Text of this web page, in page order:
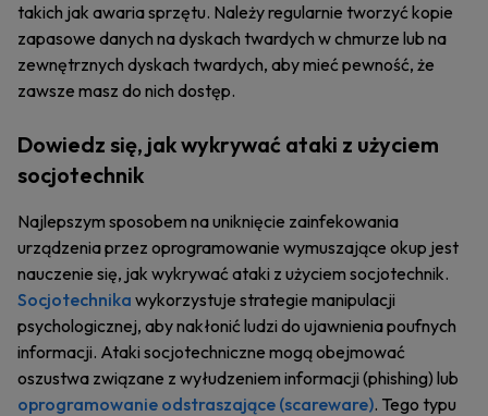
takich jak awaria sprzętu. Należy regularnie tworzyć kopie
zapasowe danych na dyskach twardych w chmurze lub na
zewnętrznych dyskach twardych, aby mieć pewność, że
zawsze masz do nich dostęp.
Dowiedz się, jak wykrywać ataki z użyciem
socjotechnik
Najlepszym sposobem na uniknięcie zainfekowania
urządzenia przez oprogramowanie wymuszające okup jest
nauczenie się, jak wykrywać ataki z użyciem socjotechnik.
Socjotechnika wykorzystuje strategie manipulacji
psychologicznej, aby nakłonić ludzi do ujawnienia poufnych
informacji. Ataki socjotechniczne mogą obejmować
oszustwa związane z wyłudzeniem informacji (phishing) lub
oprogramowanie odstraszające (scareware). Tego typu